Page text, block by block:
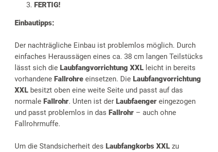
FERTIG!
Einbautipps:
Der nachträgliche Einbau ist problemlos möglich. Durch
einfaches Heraussägen eines ca. 38 cm langen Teilstücks
lässt sich die Laubfangvorrichtung XXL leicht in bereits
vorhandene Fallrohre einsetzen. Die Laubfangvorrichtung
XXL besitzt oben eine weite Seite und passt auf das
normale Fallrohr. Unten ist der Laubfaenger eingezogen
und passt problemlos in das Fallrohr – auch ohne
Fallrohrmuffe.
Um die Standsicherheit des Laubfangkorbs XXL zu